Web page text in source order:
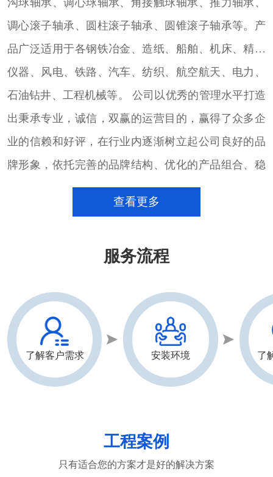
调心滚子轴承、圆柱滚子轴承、圆锥滚子轴承等。产
品广泛适用于各钢铁冶金、造纸、船舶、机床、精密
仪器、风电、铁路、汽车、纺织、航空航天、电力、
石油钻井、工程机械等。 公司以优秀的管理水平打造
出秉承专业，诚信，双赢的运营目的，赢得了众多企
业的信赖和好评，在行业内逐渐树立起公司良好的品
牌形象，依托完善的品牌结构、优化的产品组合、稳
定的大量货源的进口轴承销售团队，致力于以专注的
心态，通过完善的销售服务体系和技术团队，配合用
强沟通、加深了解，为用户提供更好的产品和服务。
查看更多
服务流程
了解客户需求 安装环境 了
工程案例
只有适合您的方案才是好的解决方案